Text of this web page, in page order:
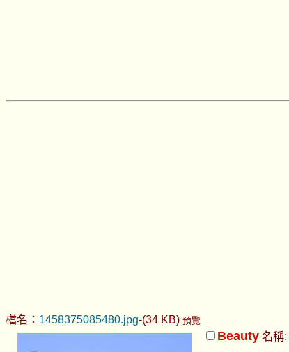
檔名： 1458375085480.jpg-(34 KB) 預覽
Beauty名稱: